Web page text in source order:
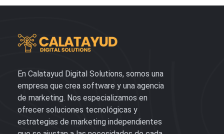
En Calatayud Digital Solutions, somos una
empresa que crea software y una agencia
de marketing. Nos especializamos en
ofrecer soluciones tecnológicas y
estrategias de marketing independientes